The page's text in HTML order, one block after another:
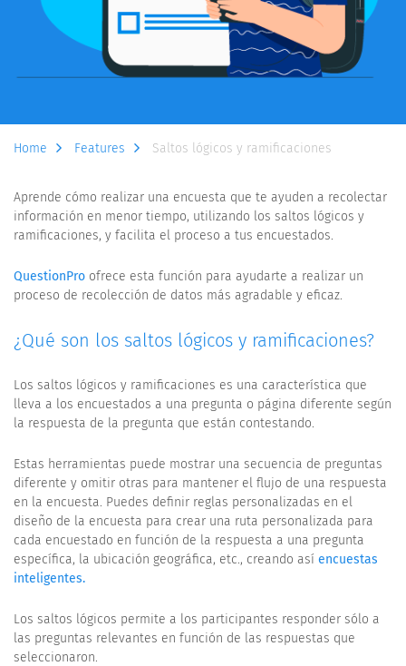
Home Features Saltos lógicos y ramificaciones
Aprende cómo realizar una encuesta que te ayuden a recolectar
información en menor tiempo, utilizando los saltos lógicos y
ramificaciones, y facilita el proceso a tus encuestados.
QuestionPro ofrece esta función para ayudarte a realizar un
proceso de recolección de datos más agradable y eficaz.
¿Qué son los saltos lógicos y ramificaciones?
Los saltos lógicos y ramificaciones es una característica que
lleva a los encuestados a una pregunta o página diferente según
la respuesta de la pregunta que están contestando.
Estas herramientas puede mostrar una secuencia de preguntas
diferente y omitir otras para mantener el flujo de una respuesta
en la encuesta. Puedes definir reglas personalizadas en el
diseño de la encuesta para crear una ruta personalizada para
cada encuestado en función de la respuesta a una pregunta
específica, la ubicación geográfica, etc., creando así encuestas
inteligentes.
Los saltos lógicos permite a los participantes responder sólo a
las preguntas relevantes en función de las respuestas que
seleccionaron.